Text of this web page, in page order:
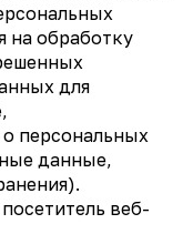
на обработку
для
персональных
данные,
веб-